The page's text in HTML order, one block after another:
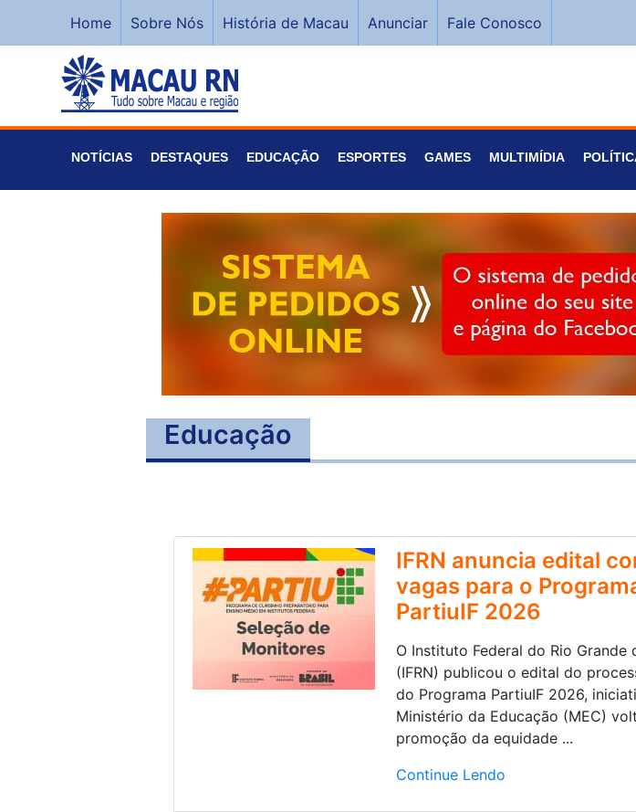
Home Sobre Nós História de Macau Anunciar Fale Conosco
NOTÍCIAS DESTAQUES EDUCAÇÃO ESPORTES GAMES MULTIMÍDIA
Educação
IFRN anuncia edital
vagas para o
PartiuIF 2026
O Instituto Federal do Rio Grande
(IFRN) publicou o edital do
do Programa PartiuIF 2026,
Ministério da Educação (MEC)
promoção da equidade ...
Continue Lendo